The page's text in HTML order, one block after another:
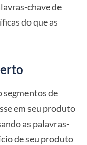
chave de
do que as
segmentos de
em seu produto
as palavras-
de seu produto